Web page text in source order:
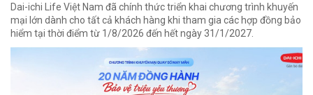
Dai-ichi Life Việt Nam đã chính thức triển khai chương trình khuyến
mại lớn dành cho tất cả khách hàng khi tham gia các hợp đồng bảo
hiểm tại thời điểm từ 1/8/2026 đến hết ngày 31/1/2027.